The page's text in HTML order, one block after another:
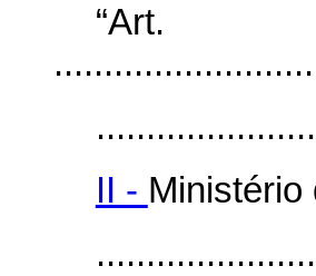
II - Ministério